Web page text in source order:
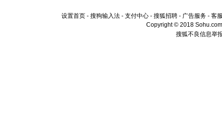
设置首页 - 搜狗输入法 - 支付中心 - 搜狐招聘 - 广告服务 - 客
Copyright © 2018
搜狐不良信息举